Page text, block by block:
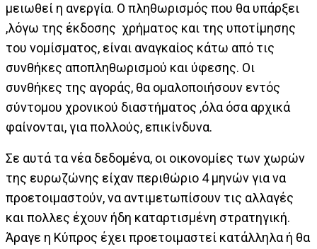
μειωθεί η ανεργία. Ο πληθωρισμός που θα υπάρξει
,λόγω της έκδοσης χρήματος και της υποτίμησης
του νομίσματος, είναι αναγκαίος κάτω από τις
συνθήκες αποπληθωρισμού και ύφεσης. Οι
συνθήκες της αγοράς, θα ομαλοποιήσουν εντός
σύντομου χρονικού διαστήματος ,όλα όσα αρχικά
φαίνονται, για πολλούς, επικίνδυνα.
Σε αυτά τα νέα δεδομένα, οι οικονομίες των χωρών
της ευρωζώνης είχαν περιθώριο 4 μηνών για να
προετοιμαστούν, να αντιμετωπίσουν τις αλλαγές
και πολλες έχουν ήδη καταρτισμένη στρατηγική.
Άραγε η Κύπρος έχει προετοιμαστεί κατάλληλα ή θα